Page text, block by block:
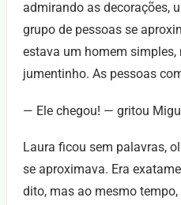
admirando as decorações,
grupo de pessoas se
estava um homem
jumentinho. As pessoas
— Ele chegou! — gritou
Laura ficou sem palavras,
se aproximava. Era
dito, mas ao mesmo